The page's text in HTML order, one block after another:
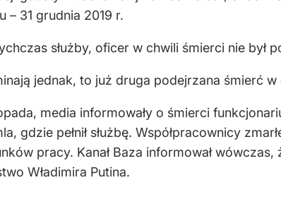
– 31 grudnia 2019 r.
służby, oficer w chwili śmierci nie był
jednak, to już druga podejrzana śmierć
media informowały o śmierci
gdzie pełnił służbę. Współpracownicy
pracy. Kanał Baza informował
Władimira Putina.